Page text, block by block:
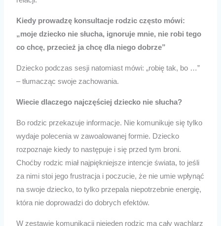
Kiedy prowadzę konsultacje rodzic często mówi:
„moje dziecko nie słucha, ignoruje mnie, nie robi tego
co chcę, przecież ja chcę dla niego dobrze”
Dziecko podczas sesji natomiast mówi: „robię tak, bo …”
– tłumacząc swoje zachowania.
Wiecie dlaczego najczęściej dziecko nie słucha?
Bo rodzic przekazuje informacje. Nie komunikuje się tylko
wydaje polecenia w zawoalowanej formie. Dziecko
rozpoznaje kiedy to następuje i się przed tym broni.
Choćby rodzic miał najpiękniejsze intencje świata, to jeśli
za nimi stoi jego frustracja i poczucie, że nie umie wpłynąć
na swoje dziecko, to tylko przepala niepotrzebnie energię,
która nie doprowadzi do dobrych efektów.
W zestawie komunikacji niejeden rodzic ma cały wachlarz